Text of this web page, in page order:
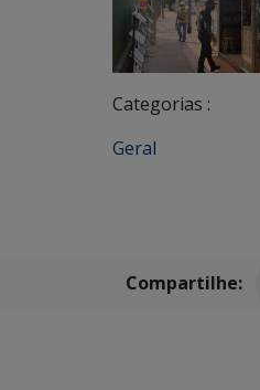
Categorias :
Geral
Compartilhe: